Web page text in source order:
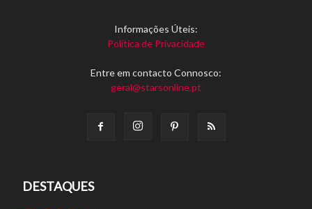
Informações Úteis:
Política de Privacidade
Entre em contacto Connosco:
geral@starsonline.pt
DESTAQUES